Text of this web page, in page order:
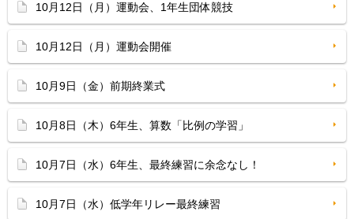
10月12日（月）運動会、1年生団体競技
10月12日（月）運動会開催
10月9日（金）前期終業式
10月8日（木）6年生、算数「比例の学習」
10月7日（水）6年生、最終練習に余念なし！
10月7日（水）低学年リレー最終練習